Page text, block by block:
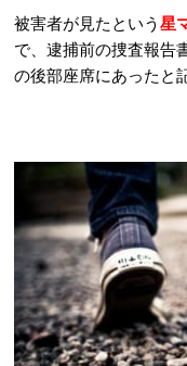
被害者が見たという 星
で、逮捕前の捜査報告
の後部座席にあったと